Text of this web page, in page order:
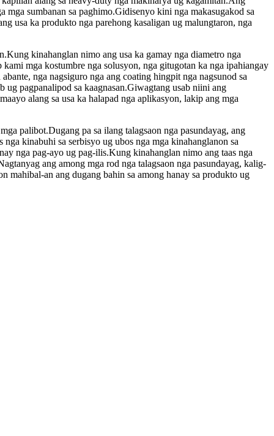
sumbanan sa paghimo.Gidisenyo kini nga makasugakod sa
usa ka produkto nga parehong kasaligan ug malungtaron, nga
kinahanglan nimo ang usa ka gamay nga diametro nga
mga kostumbre nga solusyon, nga gitugotan ka nga ipahiangay
nga nagsiguro nga ang coating hingpit nga nagsunod sa
pagpanalipod sa kaagnasan.Giwagtang usab niini ang
alang sa usa ka halapad nga aplikasyon, lakip ang mga
palibot.Dugang pa sa ilang talagsaon nga pasundayag, ang
kinabuhi sa serbisyo ug ubos nga mga kinahanglanon sa
nga pag-ayo ug pag-ilis.Kung kinahanglan nimo ang taas nga
ang among mga rod nga talagsaon nga pasundayag, kalig-
mahibal-an ang dugang bahin sa among hanay sa produkto ug